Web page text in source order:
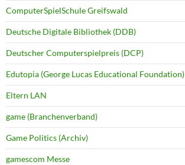
ComputerSpielSchule Greifswald
Deutsche Digitale Bibliothek (DDB)
Deutscher Computerspielpreis (DCP)
Edutopia (George Lucas Educational Foundation)
Eltern LAN
game (Branchenverband)
Game Politics (Archiv)
gamescom Messe